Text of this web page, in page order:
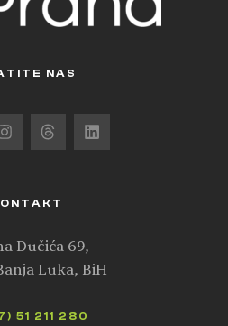
NAS
Dučića 69,
Luka, BiH
51 211 280